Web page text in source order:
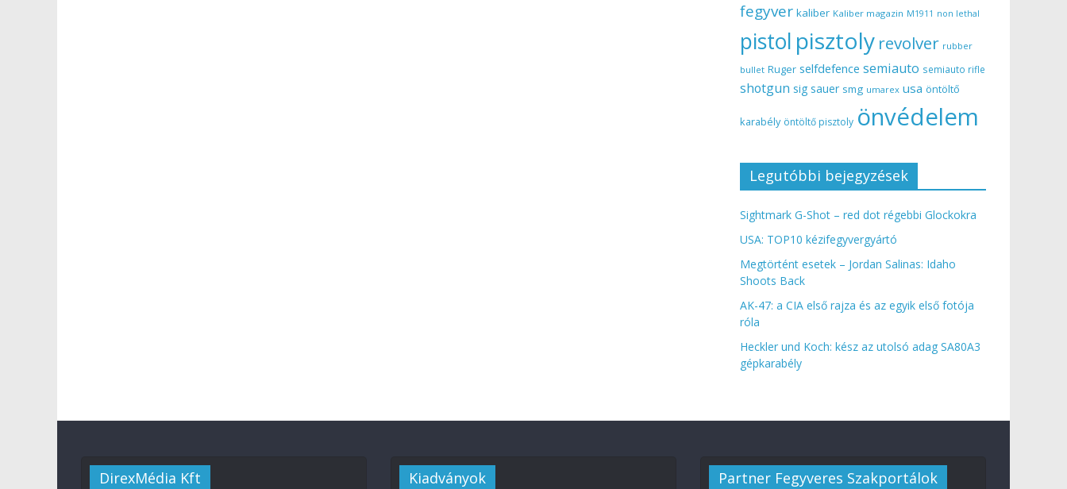
fegyver kaliber Kaliber magazin M1911 non lethal
pistol pisztoly revolver rubber
bullet Ruger selfdefence semiauto semiauto rifle
shotgun sig sauer smg umarex usa öntöltő
karabély öntöltő pisztoly önvédelem
Legutóbbi bejegyzések
Sightmark G-Shot – red dot régebbi Glockokra
USA: TOP10 kézifegyvergyártó
Megtörtént esetek – Jordan Salinas: Idaho
Shoots Back
AK-47: a CIA első rajza és az egyik első fotója
róla
Heckler und Koch: kész az utolsó adag SA80A3
gépkarabély
DirexMédia Kft Kiadványok Partner Fegyveres Szakportálok